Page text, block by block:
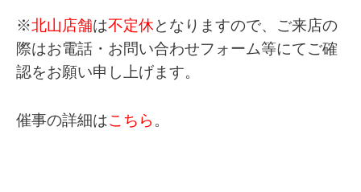
※北山店舗は不定休となりますので、ご来店の
際はお電話・お問い合わせフォーム等にてご確
認をお願い申し上げます。
催事の詳細はこちら 。